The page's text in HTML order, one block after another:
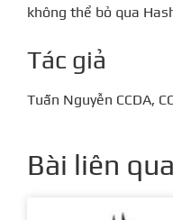
không thể bỏ qua
Tác giả
Tuấn Nguyễn CCDA,
Bài liên